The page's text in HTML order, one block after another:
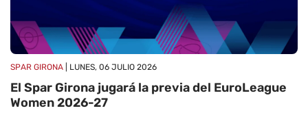
SPAR GIRONA | LUNES, 06 JULIO 2026
El Spar Girona jugará la previa del EuroLeague
Women 2026-27